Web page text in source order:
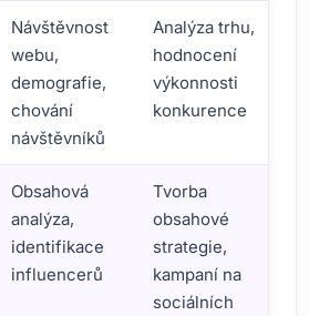
Návštěvnost
webu,
demografie,
chování
návštěvníků
Analýza trhu,
hodnocení
výkonnosti
konkurence
Obsahová
analýza,
identifikace
influencerů
Tvorba
obsahové
strategie,
kampaní na
sociálních